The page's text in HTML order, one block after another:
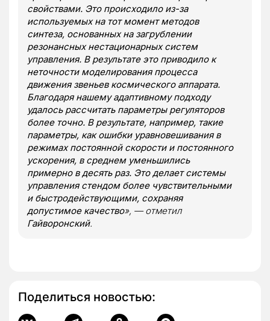
свойствами. Это происходило из-за
используемых на тот момент методов
синтеза, основанных на загрублении
резонансных нестационарных систем
управления. В результате это приводило к
неточности моделирования процесса
движения звеньев космического аппарата.
Благодаря нашему адаптивному подходу
удалось рассчитать параметры регуляторов
более точно. В результате, например, такие
параметры, как ошибки уравновешивания в
режимах постоянной скорости и постоянного
ускорения, в среднем уменьшились
примерно в десять раз. Это делает системы
управления стендом более чувствительными
и быстродействующими, сохраняя
допустимое качество», — отметил
Гайворонский.
Поделиться новостью: